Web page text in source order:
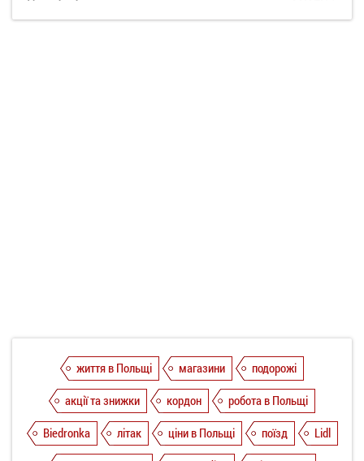
життя в Польщі магазини
подорожі
акції та знижки
кордон
робота в Польщі
Biedronka
літак ціни в Польщі поїзд
Lidl